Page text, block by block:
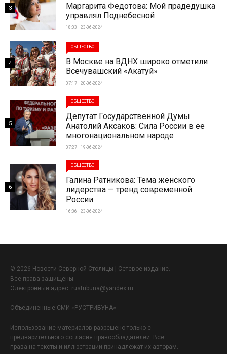
Маргарита Федотова: Мой прадедушка
управлял Поднебесной
18:03 | 23-06-2024
3
ОБЩЕСТВО
В Москве на ВДНХ широко отметили
Всечувашский «Акатуй»
07:17 | 20-06-2024
4
ОБЩЕСТВО
Депутат Государственной Думы
Анатолий Аксаков: Сила России в ее
многонациональном народе
07:27 | 19-06-2024
5
ОБЩЕСТВО
Галина Ратникова: Тема женского
лидерства — тренд современной
России
16:36 | 23-06-2024
6
© 2026 Новости Северной Столицы | Сетевое издание.
Все права защищены.
Электронный адрес: rustribuna@yandex.ru
Объединенные СМИ «РУСТРИБУНА»
Использование материалов разрешено только с
предварительного согласия правообладателей. Все
права на тексты и иллюстрации принадлежат их авторам.